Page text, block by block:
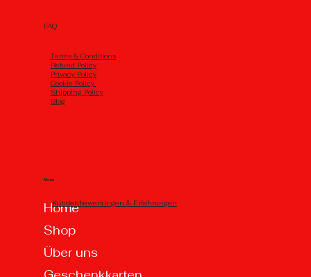
Menu
Home
Shop
Über uns
FAQ
Тerms & Conditions
Refund Policy
Privacy Policy
Cookie Policy
Shipping Policy
Blog
Kundenbewertungen & Erfahrungen